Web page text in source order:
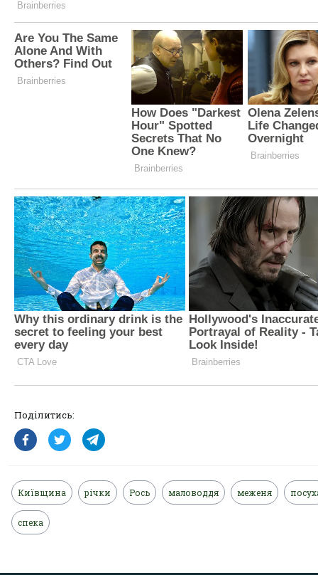
Поділитись:
Київщина річки Рось маловоддя меженя
спека